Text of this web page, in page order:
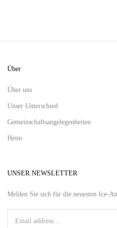
Über
Über uns
Unser Unterschied
Gemeinschaftsangelegenheiten
Heim
UNSER NEWSLETTER
Melden Sie sich für die neuesten Ice-